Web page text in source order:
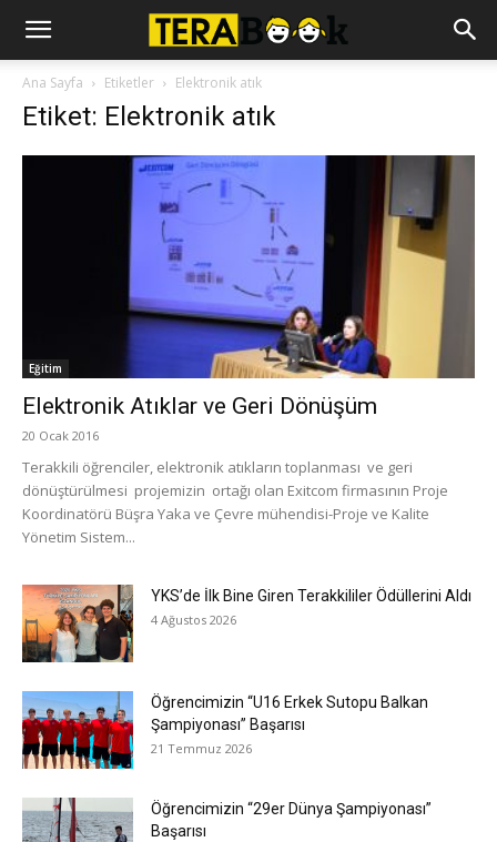
Ana Sayfa Etiketler Elektronik atık
Etiket: Elektronik atık
Eğitim
Elektronik Atıklar ve Geri Dönüşüm
20 Ocak 2016
Terakkili öğrenciler, elektronik atıkların toplanması ve geri
dönüştürülmesi projemizin ortağı olan Exitcom firmasının Proje
Koordinatörü Büşra Yaka ve Çevre mühendisi-Proje ve Kalite
Yönetim Sistem...
YKS’de İlk Bine Giren Terakkililer Ödüllerini Aldı
4 Ağustos 2026
Öğrencimizin “U16 Erkek Sutopu Balkan
Şampiyonası” Başarısı
21 Temmuz 2026
Öğrencimizin “29er Dünya Şampiyonası”
Başarısı